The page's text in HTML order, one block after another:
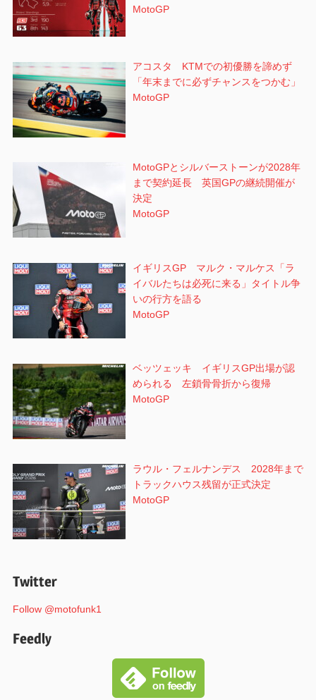
MotoGP
アコスタ KTMでの初優勝を諦めず
「年末までに必ずチャンスをつかむ」
MotoGP
MotoGPとシルバーストーンが2028年
まで契約延長 英国GPの継続開催が
決定
MotoGP
イギリスGP マルク・マルケス「ラ
イバルたちは必死に来る」タイトル争
いの行方を語る
MotoGP
ベッツェッキ イギリスGP出場が認
められる 左鎖骨骨折から復帰
MotoGP
ラウル・フェルナンデス 2028年まで
トラックハウス残留が正式決定
MotoGP
Twitter
Follow @motofunk1
Feedly